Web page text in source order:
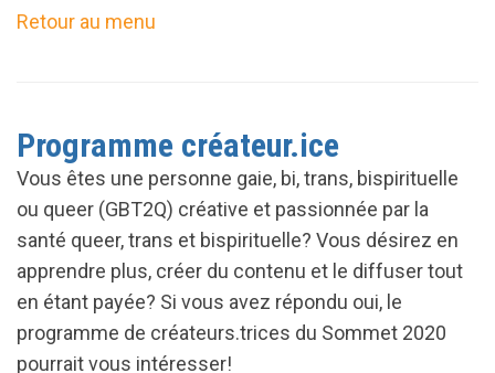
Retour au menu
Programme créateur.ice
Vous êtes une personne gaie, bi, trans, bispirituelle
ou queer (GBT2Q) créative et passionnée par la
santé queer, trans et bispirituelle? Vous désirez en
apprendre plus, créer du contenu et le diffuser tout
en étant payée? Si vous avez répondu oui, le
programme de créateurs.trices du Sommet 2020
pourrait vous intéresser!